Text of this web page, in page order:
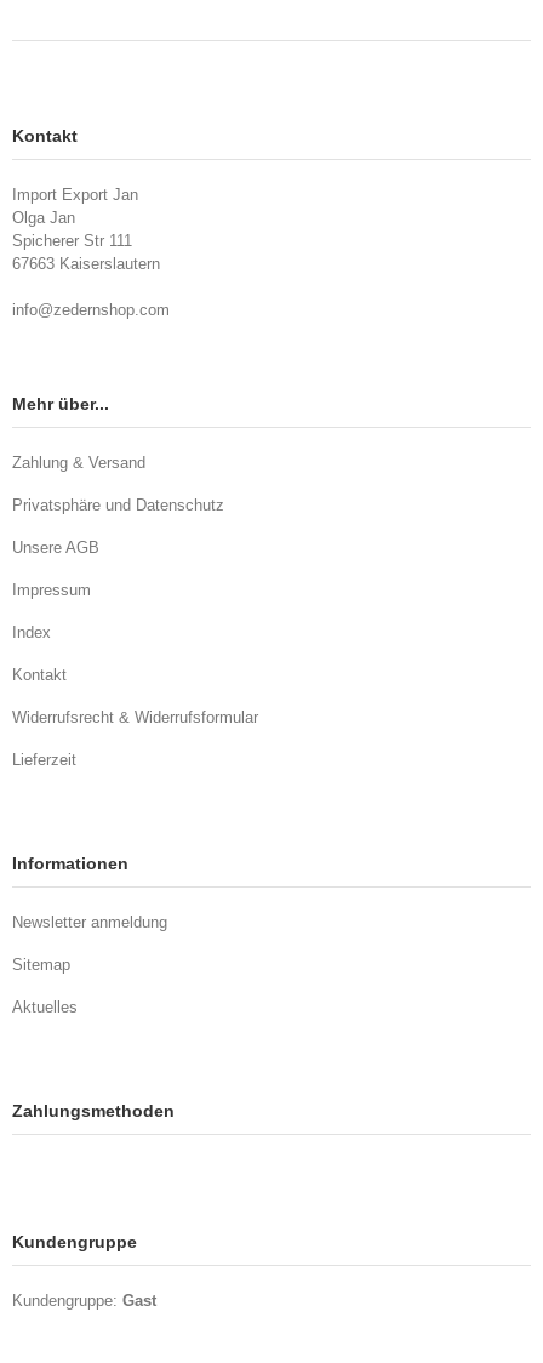
Kontakt
Import Export Jan
Olga Jan
Spicherer Str 111
67663 Kaiserslautern
info@zedernshop.com
Mehr über...
Zahlung & Versand
Privatsphäre und Datenschutz
Unsere AGB
Impressum
Index
Kontakt
Widerrufsrecht & Widerrufsformular
Lieferzeit
Informationen
Newsletter anmeldung
Sitemap
Aktuelles
Zahlungsmethoden
Kundengruppe
Kundengruppe: Gast